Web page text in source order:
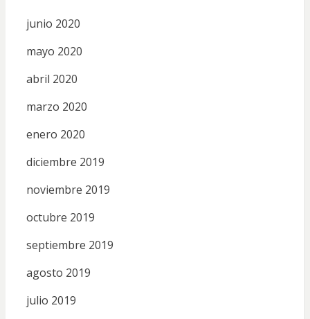
junio 2020
mayo 2020
abril 2020
marzo 2020
enero 2020
diciembre 2019
noviembre 2019
octubre 2019
septiembre 2019
agosto 2019
julio 2019